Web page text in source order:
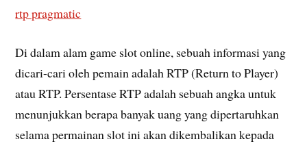
rtp pragmatic
Di dalam alam game slot online, sebuah informasi yang
dicari-cari oleh pemain adalah RTP (Return to Player)
atau RTP. Persentase RTP adalah sebuah angka untuk
menunjukkan berapa banyak uang yang dipertaruhkan
selama permainan slot ini akan dikembalikan kepada